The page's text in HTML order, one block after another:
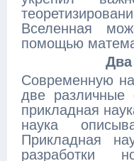
Вселенная
помощью
Два
Современную
две различные
прикладная
наука
Прикладная
разработки